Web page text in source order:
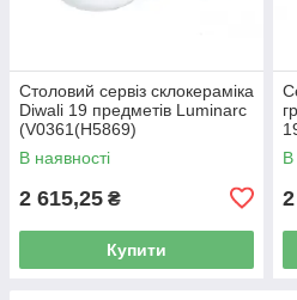
Столовий сервіз склокераміка
Diwali 19 предметів Luminarc
(V0361(H5869)
В наявності
2 615,25 ₴
Купити
В